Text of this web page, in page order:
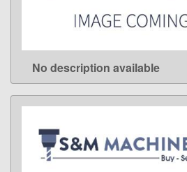
LEARN MORE
No description available